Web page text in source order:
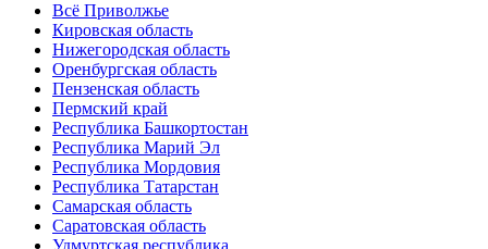
Всё Приволжье
Кировская область
Нижегородская область
Оренбургская область
Пензенская область
Пермский край
Республика Башкортостан
Республика Марий Эл
Республика Мордовия
Республика Татарстан
Самарская область
Саратовская область
Удмуртская республика